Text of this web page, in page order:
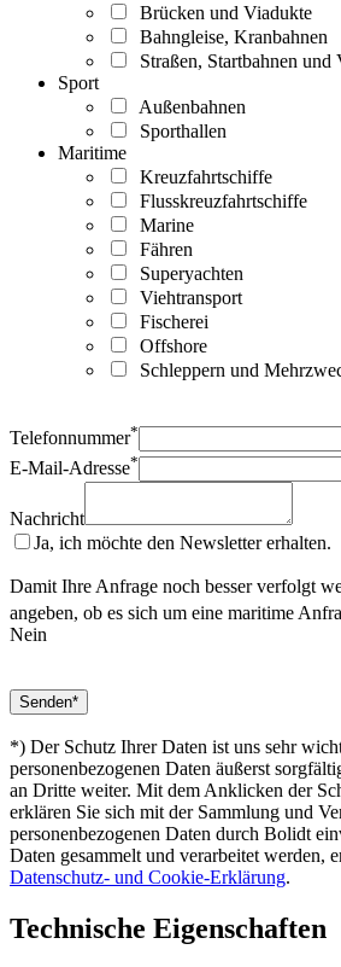
Brücken und Viadukte
Bahngleise, Kranbahnen
Straßen, Startbahnen und
Sport
Außenbahnen
Sporthallen
Maritime
Kreuzfahrtschiffe
Flusskreuzfahrtschiffe
Marine
Fähren
Superyachten
Viehtransport
Fischerei
Offshore
Schleppern und
Telefonnummer*
E-Mail-Adresse*
Nachricht
Ja, ich möchte den Newsletter erhalten.
Damit Ihre Anfrage noch besser verfolgt
angeben, ob es sich um eine maritime
Nein
*) Der Schutz Ihrer Daten ist uns sehr
personenbezogenen Daten äußerst
an Dritte weiter. Mit dem Anklicken der
erklären Sie sich mit der Sammlung und
personenbezogenen Daten durch Bolidt
Daten gesammelt und verarbeitet werden,
Datenschutz- und Cookie-Erklärung.
Technische Eigenschaften